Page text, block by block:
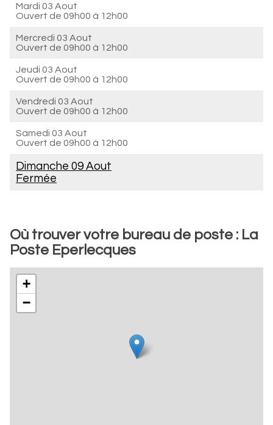
Mardi 03 Aout
Ouvert de 09h00 à 12h00
Mercredi 03 Aout
Ouvert de 09h00 à 12h00
Jeudi 03 Aout
Ouvert de 09h00 à 12h00
Vendredi 03 Aout
Ouvert de 09h00 à 12h00
Samedi 03 Aout
Ouvert de 09h00 à 12h00
Dimanche 09 Aout
Fermée
Où trouver votre bureau de poste : La
Poste Eperlecques
+
−